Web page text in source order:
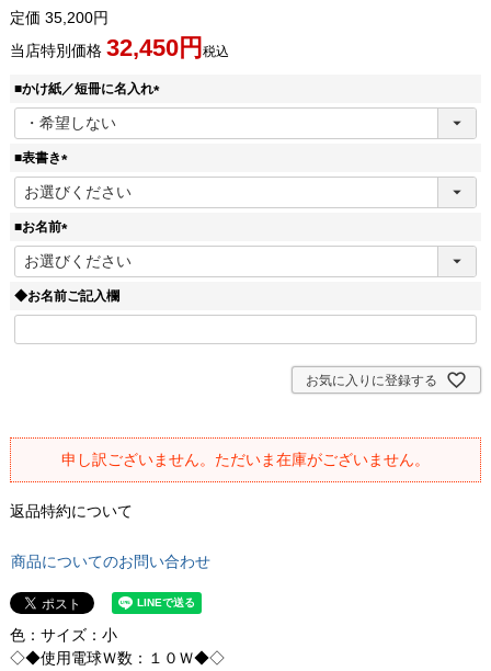
定価 35,200
当店特別価格 32,450 税込
■かけ紙／短冊に名入れ
(
■表書き
(
必
須
■お名前
(
必
須
◆お名前ご記入欄
お気に入りに登録する
申し訳ございません。ただいま在庫がございません。
返品特約について
商品についてのお問い合わせ
色：サイズ：小
◇◆使用電球Ｗ数：１０Ｗ◆◇